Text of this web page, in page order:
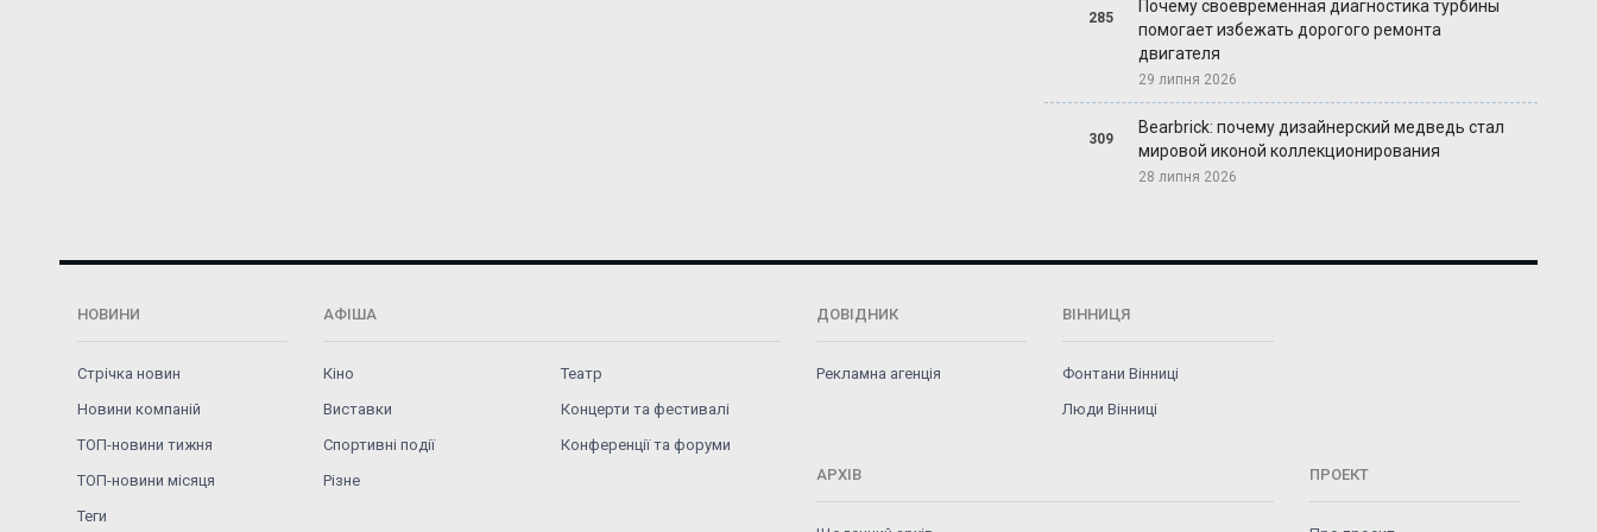
285
Почему своевременная диагностика турбины
помогает избежать дорогого ремонта
двигателя
29 липня 2026
309
Bearbrick: почему дизайнерский медведь стал
мировой иконой коллекционирования
28 липня 2026
НОВИНИ
Стрічка новин
Новини компаній
ТОП-новини тижня
ТОП-новини місяця
Теги
АФІША
Кіно
Театр
Виставки
Концерти та фестивалі
Спортивні події
Конференції та форуми
Різне
ДОВІДНИК
Рекламна агенція
ВІННИЦЯ
Фонтани Вінниці
Люди Вінниці
АРХІВ ПРОЕКТ